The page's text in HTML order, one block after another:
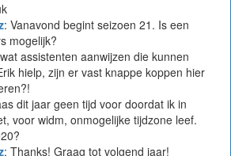
: Vanavond begint seizoen 21. Is een
mogelijk?
assistenten aanwijzen die kunnen
hielp, zijn er vast knappe koppen hier
dit jaar geen tijd voor doordat ik in
voor widm, onmogelijke tijdzone leef.
: Thanks! Graag tot volgend jaar!